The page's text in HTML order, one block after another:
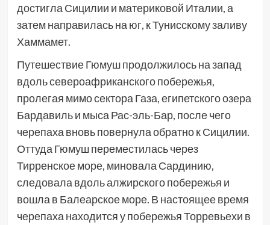
достигла Сицилии и материковой Италии, а
затем направилась на юг, к Тунисскому заливу
Хаммамет.
Путешествие Гюмуш продолжилось на запад
вдоль североафриканского побережья,
пролегая мимо сектора Газа, египетского озера
Бардавиль и мыса Рас-эль-Бар, после чего
черепаха вновь повернула обратно к Сицилии.
Оттуда Гюмуш переместилась через
Тирренское море, миновала Сардинию,
следовала вдоль алжирского побережья и
вошла в Балеарское море. В настоящее время
черепаха находится у побережья Торревьехи в